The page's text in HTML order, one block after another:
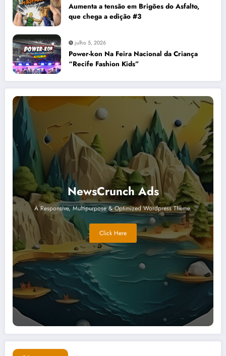
Aumenta a tensão em Brigões do Asfalto,
que chega a edição #3
julho 5, 2026
Power-kon Na Feira Nacional da Criança
“Recife Fashion Kids”
NewsCrunch Ads
A Responsive, Multipurpose & Optimized Wordpress Theme.
Click Here